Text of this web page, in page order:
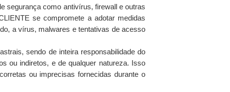
segurança como antivírus, firewall e outras
se compromete a adotar medidas
a vírus, malwares e tentativas de acesso
sendo de inteira responsabilidade do
ou indiretos, e de qualquer natureza. Isso
ou imprecisas fornecidas durante o